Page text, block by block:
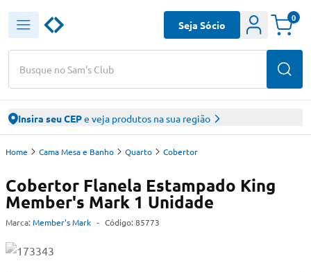
Busque no Sam's Club
Seja Sócio
0
Insira seu CEPe veja produtos na sua região
Home Cama Mesa e Banho Quarto Cobertor
Cobertor Flanela Estampado King
Member's Mark 1 Unidade
Marca: Member's Mark - Código: 85773